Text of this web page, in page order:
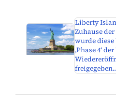
Liberty
Zuhause
wurde diese
‚Phase 4‘